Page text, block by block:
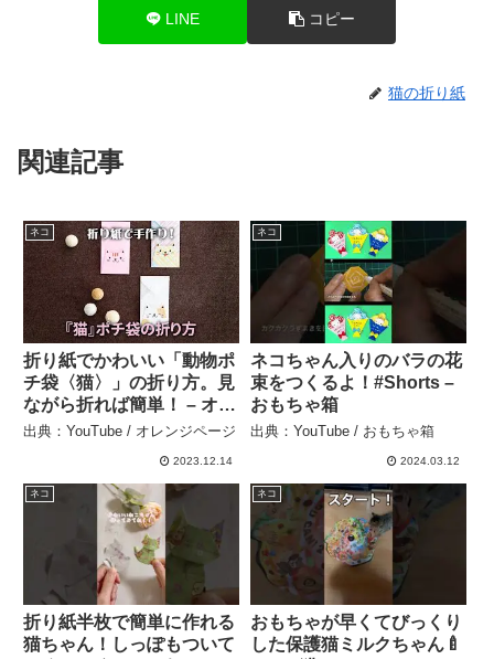
LINE コピー
猫の折り紙
関連記事
ネコ
折り紙でかわいい「動物ポ
チ袋〈猫〉」の折り方。見
ながら折れば簡単！ – オレ
ンジページ
出典：YouTube / オレンジページ
2023.12.14
ネコ
ネコちゃん入りのバラの花
束をつくるよ！#Shorts –
おもちゃ箱
出典：YouTube / おもちゃ箱
2024.03.12
ネコ
折り紙半枚で簡単に作れる
猫ちゃん！しっぽもついて
ネコ
おもちゃが早くてびっくり
した保護猫ミルクちゃん🍼